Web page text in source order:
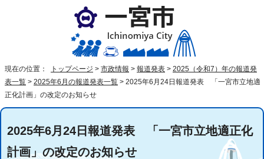
現在の位置： トップページ > 市政情報 > 報道発表 > 2025（令和7）年の報道発
表一覧 > 2025年6月の報道発表一覧 > 2025年6月24日報道発表 「一宮市立地適
正化計画」の改定のお知らせ
2025年6月24日報道発表 「一宮市立地適正化
計画」の改定のお知らせ